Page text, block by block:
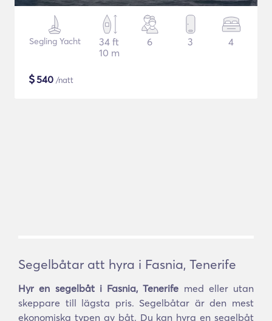
Segling Yacht
34 ft
10 m
6 3 4
$540 /natt
Segelbåtar att hyra i Fasnia, Tenerife
Hyr en segelbåt i Fasnia, Tenerife med eller utan
skeppare till lägsta pris. Segelbåtar är den mest
ekonomiska typen av båt. Du kan hyra en segelbåt